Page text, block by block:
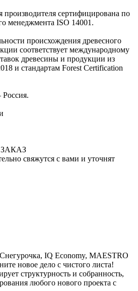
производителя сертифицирована по
менеджмента ISO 14001.
происхождения древесного
соответствует международному
древесины и продукции из
и стандартам Forest Certification
Россия.
свяжутся с вами и уточнят
Снегурочка, IQ Economy, MAESTRO
новое дело с чистого листа!
структурность и собранность,
любого нового проекта с